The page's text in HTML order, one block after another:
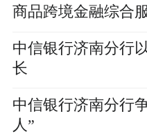
商品跨境金融综合
中信银行济南分行
长
中信银行济南分行
人”